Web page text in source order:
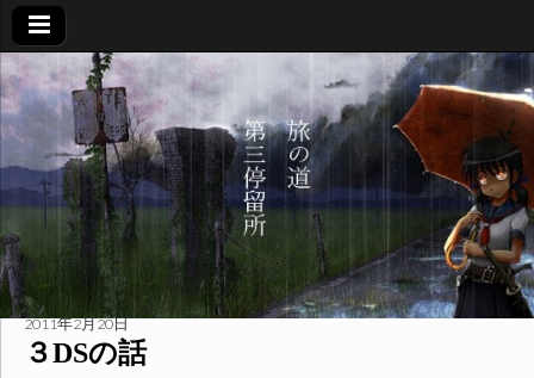
旅
の
道
第
三
2011年2月20日
３DSの話